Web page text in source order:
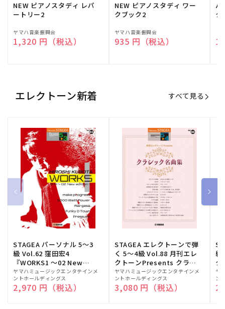
NEW ピアノスタディ レパ
ートリー2
販
売
ヤマハ音楽振興会
通常価格
1,320 円（税込）
NEW ピアノスタディ ワー
クブック2
販
売
ヤマハ音楽振興会
通常価格
935 円（税込）
バ
ク
売
エレクトーン新着 すべて見る
STAGEA パーソナル 5～3
級 Vol.62 窪田宏4
『WORKS1 ～02 New
edition～』
販
売
元:
ヤマハミュージックエンタテインメ
ントホールディングス
通常価格
2,970 円（税込）
STAGEA エレクトーンで弾
く 5～4級 Vol.88 月刊エレ
クトーンPresents クラシ
ック名曲集
販
売
元:
ヤマハミュージックエンタテインメ
ントホールディングス
通常価格
3,080 円（税込）
級
ク
販
売
元:
ヤ
ン